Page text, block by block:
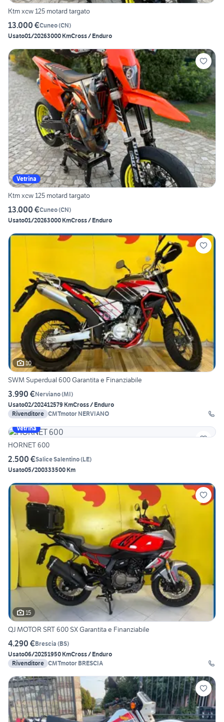
Ktm xcw 125 motard targato
13.000 €Cuneo(CN)
Usato01/20263000 KmCross / Enduro
Vetrina
Ktm xcw 125 motard targato
13.000 €Cuneo(CN)
Usato01/20263000 KmCross / Enduro
10
SWM Superdual 600 Garantita e Finanziabile
3.990 €Nerviano(MI)
Usato02/202412579 KmCross / Enduro
Rivenditore CMTmotor NERVIANO
Vetrina
HORNET 600
2.500 €Salice Salentino(LE)
Usato05/200333500 Km
15
QJ MOTOR SRT 600 SX Garantita e Finanziabile
4.290 €Brescia (BS)
Usato06/20251950 KmCross / Enduro
Rivenditore CMTmotor BRESCIA